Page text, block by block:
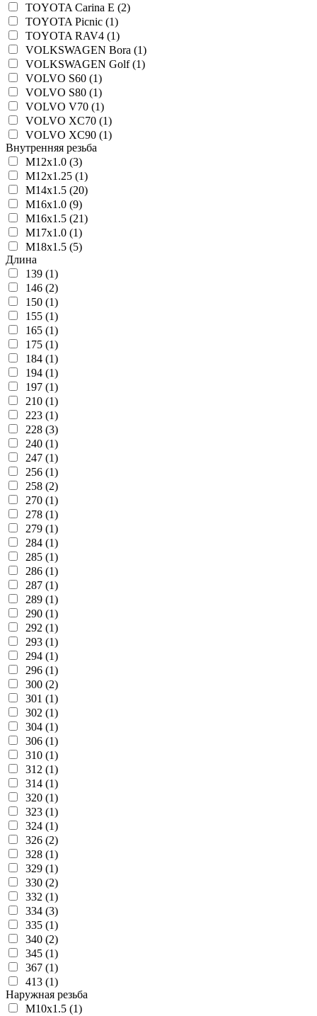
TOYOTA Carina E (2)
TOYOTA Picnic (1)
TOYOTA RAV4 (1)
VOLKSWAGEN Bora (1)
VOLKSWAGEN Golf (1)
VOLVO S60 (1)
VOLVO S80 (1)
VOLVO V70 (1)
VOLVO XC70 (1)
VOLVO XC90 (1)
Внутренняя резьба
M12x1.0 (3)
M12x1.25 (1)
M14x1.5 (20)
M16x1.0 (9)
M16x1.5 (21)
M17x1.0 (1)
M18x1.5 (5)
Длина
139 (1)
146 (2)
150 (1)
155 (1)
165 (1)
175 (1)
184 (1)
194 (1)
197 (1)
210 (1)
223 (1)
228 (3)
240 (1)
247 (1)
256 (1)
258 (2)
270 (1)
278 (1)
279 (1)
284 (1)
285 (1)
286 (1)
287 (1)
289 (1)
290 (1)
292 (1)
293 (1)
294 (1)
296 (1)
300 (2)
301 (1)
302 (1)
304 (1)
306 (1)
310 (1)
312 (1)
314 (1)
320 (1)
323 (1)
324 (1)
326 (2)
328 (1)
329 (1)
330 (2)
332 (1)
334 (3)
335 (1)
340 (2)
345 (1)
367 (1)
413 (1)
Наружная резьба
M10x1.5 (1)